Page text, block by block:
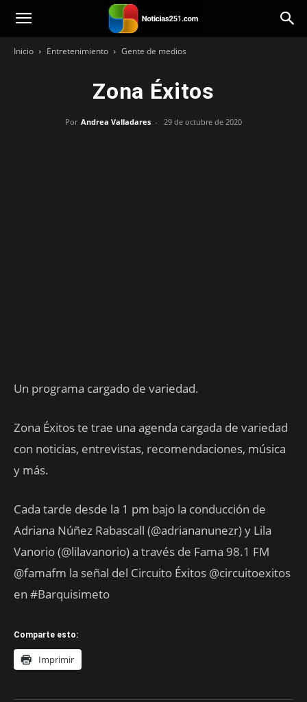
Noticias251
Inicio Entretenimiento Gente de medios
Zona Éxitos
Por Andrea Valladares - 29 de octubre de 2020
Un programa cargado de variedad.
Zona Éxitos te trae una agenda cargada de variedad
con noticias, entrevistas, recomendaciones, música
y más.
Cada tarde desde la 1 pm bajo la conducción de
Adriana Núñez Rabascall (@adriananunezr) y Lila
Vanorio (@lilavanorio) a través de Fama 98.1 FM
@famafm la señal del Circuito Éxitos @circuitoexitos
en #Barquisimeto
Comparte esto:
Imprimir